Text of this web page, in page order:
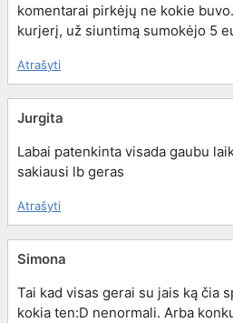
komentarai pirkėjų ne kokie
kurjerį, už siuntimą sumokėjo 5
Atrašyti
Jurgita
Labai patenkinta visada gaubu
sakiausi lb geras
Atrašyti
Simona
Tai kad visas gerai su jais ką čia
kokia ten:D nenormali. Arba